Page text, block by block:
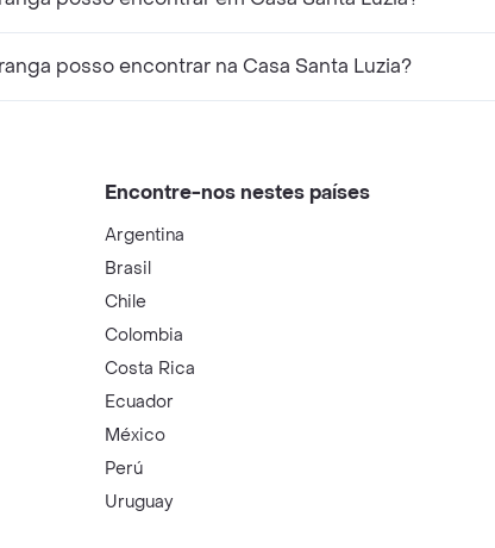
posso encontrar na Casa Santa Luzia?
Encontre-nos nestes países
Argentina
Brasil
Chile
Colombia
Costa Rica
Ecuador
México
Perú
Uruguay